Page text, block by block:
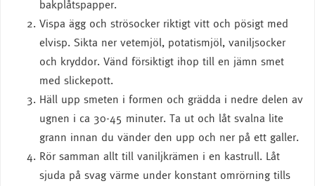
bakplåtspapper.
Vispa ägg och strösocker riktigt vitt och pösigt med
elvisp. Sikta ner vetemjöl, potatismjöl, vaniljsocker
och kryddor. Vänd försiktigt ihop till en jämn smet
med slickepott.
Häll upp smeten i formen och grädda i nedre delen av
ugnen i ca 30-45 minuter. Ta ut och låt svalna lite
grann innan du vänder den upp och ner på ett galler.
Rör samman allt till vaniljkrämen i en kastrull. Låt
sjuda på svag värme under konstant omrörning tills